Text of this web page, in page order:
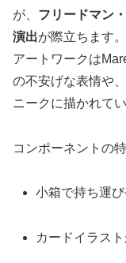
が、 フリードマン
演出が際立ちます。
アートワークは
の不安げな表情や
ニークに描かれてい
コンポーネントの
小箱で持ち運
カードイラス